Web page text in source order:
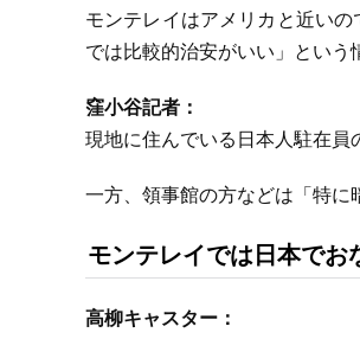
モンテレイはアメリカと近い
では比較的治安がいい」という
窪小谷記者：
現地に住んでいる日本人駐在員
一方、領事館の方などは「特に
モンテレイでは日本でお
高柳キャスター：